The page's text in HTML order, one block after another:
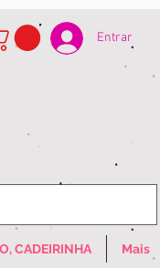
Entrar
CADEIRINHA Mais